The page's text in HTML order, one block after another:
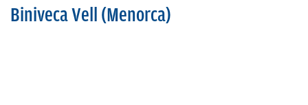
Biniveca Vell (Menorca)